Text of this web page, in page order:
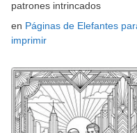
patrones intrincados
en Páginas de Elefantes
imprimir